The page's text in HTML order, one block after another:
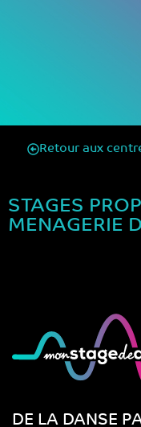
Retour aux
STAGES
MENAGERIE
DE LA DANSE